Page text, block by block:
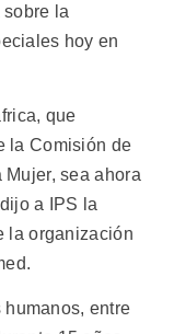
la
hoy en
que
la Comisión de
sea ahora
a IPS la
la organización
entre